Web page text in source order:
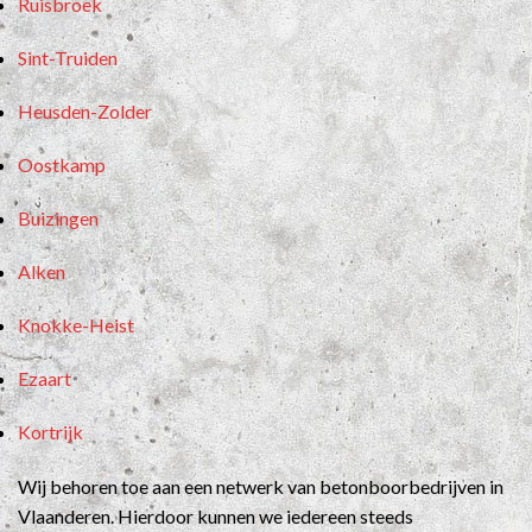
Sint-Truiden
Heusden-Zolder
Oostkamp
Buizingen
Alken
Knokke-Heist
Ezaart
Kortrijk
Wij behoren toe aan een netwerk van betonboorbedrijven in
Vlaanderen. Hierdoor kunnen we iedereen steeds